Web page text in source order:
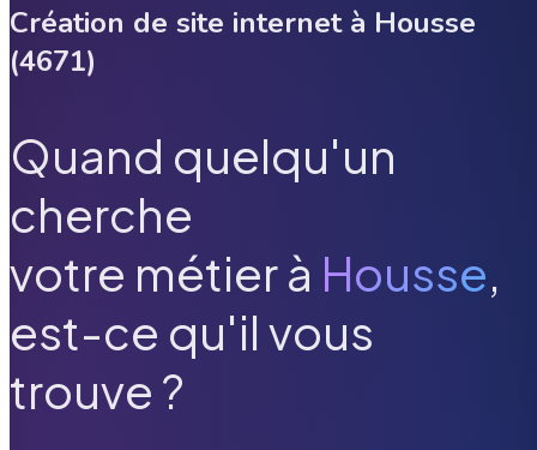
Création de site internet à Housse
(4671)
Quand quelqu'un
cherche
votre métier à Housse,
est-ce qu'il vous
trouve ?